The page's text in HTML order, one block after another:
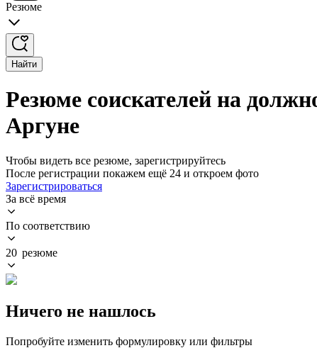
Резюме
Найти
Резюме соискателей на
Аргуне
Чтобы видеть все резюме, зарегистрируйтесь
После регистрации покажем ещё 24 и откроем фото
Зарегистрироваться
За всё время
По соответствию
20 резюме
Ничего не нашлось
Попробуйте изменить формулировку или фильтры